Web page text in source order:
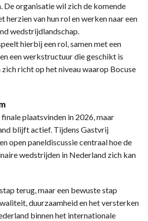
De organisatie wil zich de komende
herzien van hun rol en werken naar een
wedstrijdlandschap.
hierbij een rol, samen met een
een werkstructuur die geschikt is
richt op het niveau waarop Bocuse
plaatsvinden in 2026, maar
blijft actief. Tijdens Gastvrij
open paneldiscussie centraal hoe de
wedstrijden in Nederland zich kan
terug, maar een bewuste stap
duurzaamheid en het versterken
binnen het internationale